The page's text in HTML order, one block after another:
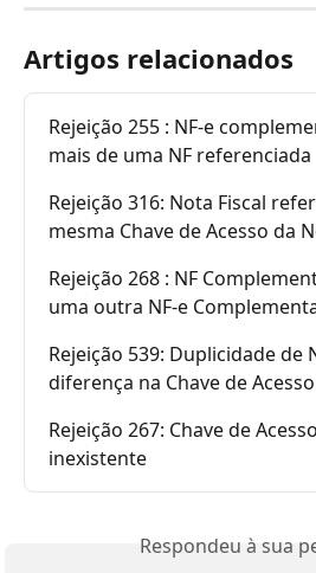
Artigos relacionados
Rejeição 255 : NF-e
mais de uma NF referenciada
Rejeição 316: Nota Fiscal
mesma Chave de Acesso da
Rejeição 268 : NF
uma outra NF-e
Rejeição 539: Duplicidade de
diferença na Chave de Acesso
Rejeição 267: Chave de
inexistente
Respondeu à sua